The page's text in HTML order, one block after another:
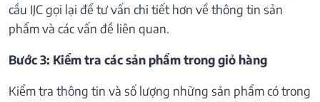
cầu IJC gọi lại để tư vấn chi tiết hơn về thông tin sản
phẩm và các vấn đề liên quan.
Bước 3: Kiểm tra các sản phẩm trong giỏ hàng
Kiểm tra thông tin và số lượng những sản phẩm có trong